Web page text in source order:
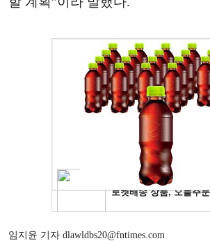
임지윤 기자 dlawldbs20@fntimes.com